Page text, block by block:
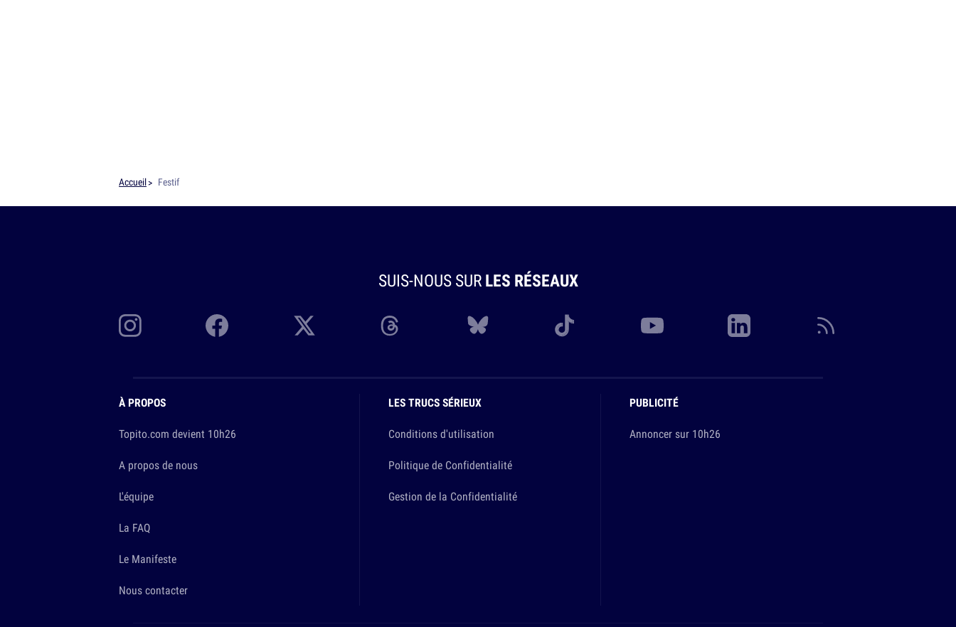
Accueil Festif
SUIS-NOUS SURLES RÉSEAUX
À PROPOS
Topito.com devient 10h26
A propos de nous
L'équipe
La FAQ
Le Manifeste
Nous contacter
LES TRUCS SÉRIEUX
Conditions d'utilisation
Politique de Confidentialité
Gestion de la Confidentialité
PUBLICITÉ
Annoncer sur 10h26